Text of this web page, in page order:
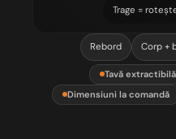
Trage =
Rebord Corp +
Tavă extractibilă
Dimensiuni la comandă